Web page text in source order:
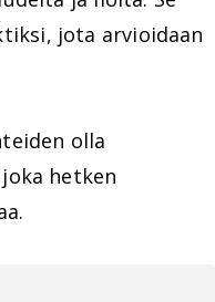
jota arvioidaan
olla
hetken